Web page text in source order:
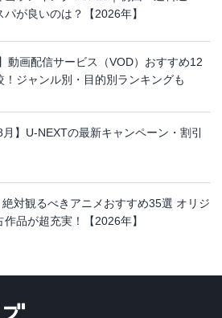
パが良いのは？【2026年】
動画配信サービス（VOD）おすすめ12
！ジャンル別・目的別ランキングも
月】U-NEXTの最新キャンペーン・割引
絶対観るべきアニメおすすめ35選 オリジ
作品が超充実！【2026年】